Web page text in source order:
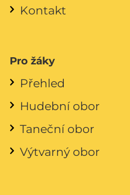
Kontakt
Pro žáky
Přehled
Hudební obor
Taneční obor
Výtvarný obor